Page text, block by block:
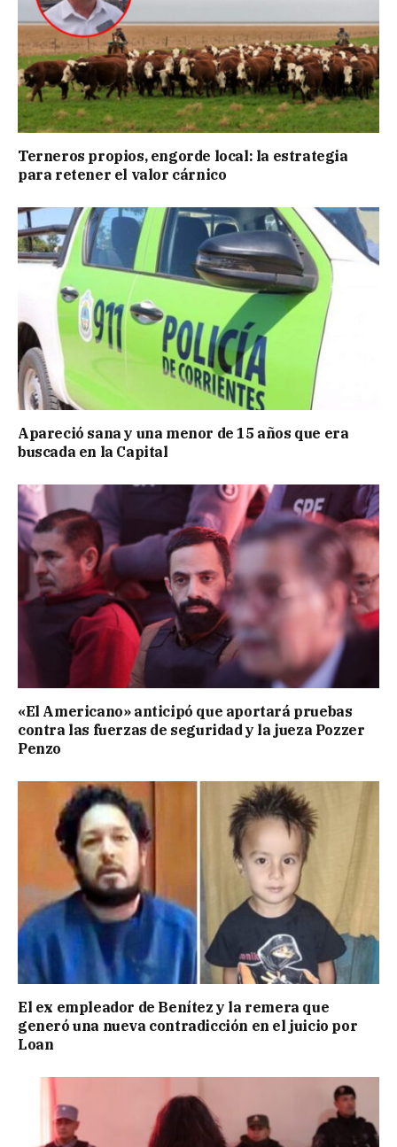
Terneros propios, engorde local: la estrategia
para retener el valor cárnico
Apareció sana y una menor de 15 años que era
buscada en la Capital
«El Americano» anticipó que aportará pruebas
contra las fuerzas de seguridad y la jueza Pozzer
Penzo
El ex empleador de Benítez y la remera que
generó una nueva contradicción en el juicio por
Loan